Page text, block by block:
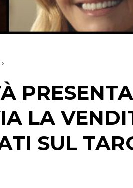
RICERCHE
CASE
OPINIONI
>
LA
SUL